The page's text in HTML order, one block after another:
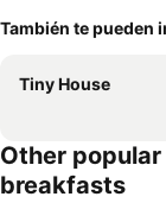
También te pueden
Tiny House
Other
breakfasts